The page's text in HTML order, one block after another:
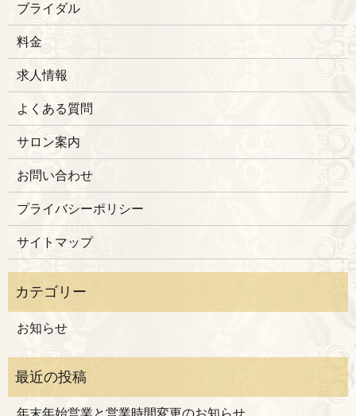
ブライダル
料金
求人情報
よくある質問
サロン案内
お問い合わせ
プライバシーポリシー
サイトマップ
お知らせ
年末年始営業と営業時間変更のお知らせ